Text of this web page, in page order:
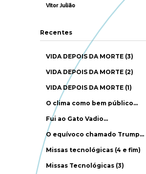
Vítor Julião
Recentes
VIDA DEPOIS DA MORTE (3)
VIDA DEPOIS DA MORTE (2)
VIDA DEPOIS DA MORTE (1)
O clima como bem público…
Fui ao Gato Vadio…
O equívoco chamado Trump…
Missas tecnológicas (4 e fim)
Missas Tecnológicas (3)